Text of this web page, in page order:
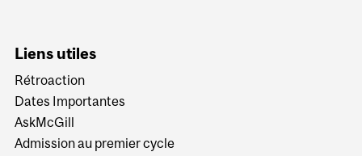
Liens utiles
Rétroaction
Dates Importantes
AskMcGill
Admission au premier cycle